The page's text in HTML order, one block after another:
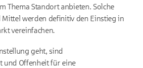
Thema Standort anbieten. Solche
werden definitiv den Einstieg in
vereinfachen.
geht, sind
und Offenheit für eine